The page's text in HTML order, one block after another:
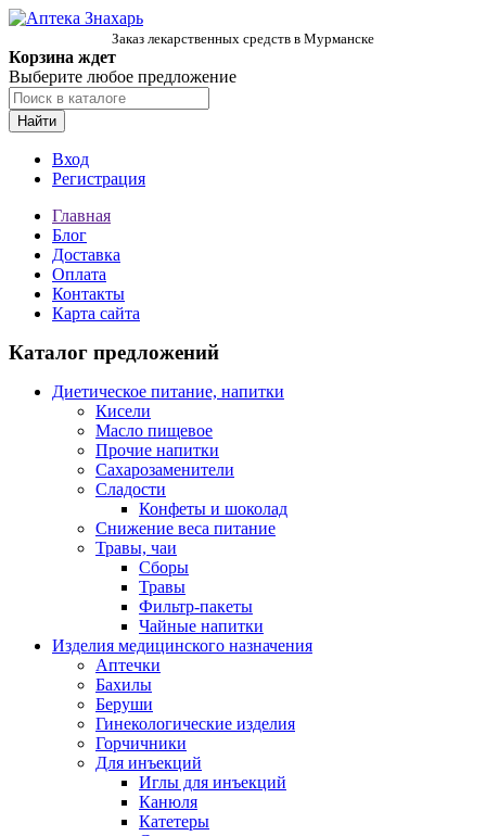
Заказ лекарственных средств в Мурманске
Корзина ждет
Выберите любое предложение
Найти
Вход
Регистрация
Главная
Блог
Доставка
Оплата
Контакты
Карта сайта
Каталог предложений
Диетическое питание, напитки
Кисели
Масло пищевое
Прочие напитки
Сахарозаменители
Сладости
Конфеты и шоколад
Снижение веса питание
Травы, чаи
Сборы
Травы
Фильтр-пакеты
Чайные напитки
Изделия медицинского назначения
Аптечки
Бахилы
Беруши
Гинекологические изделия
Горчичники
Для инъекций
Иглы для инъекций
Канюля
Катетеры